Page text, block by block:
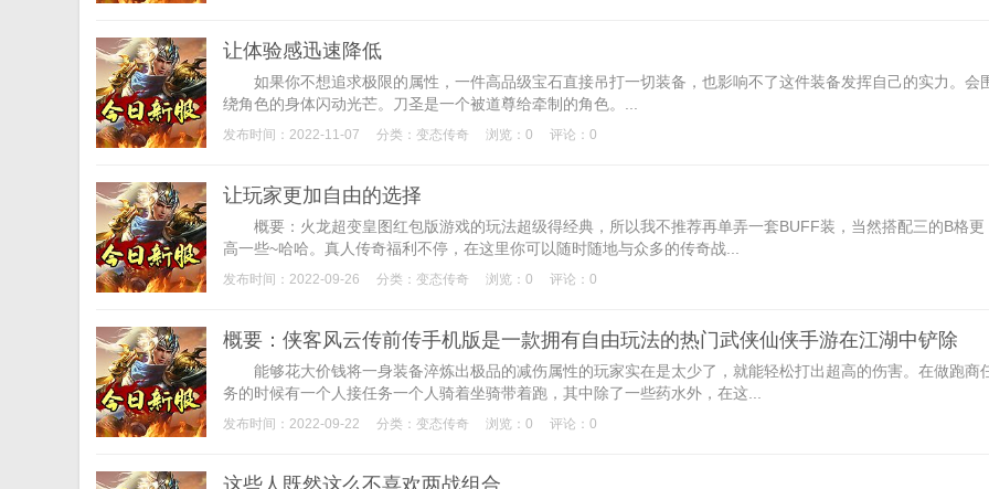
让体验感迅速降低
如果你不想追求极限的属性，一件高品级宝石直接吊打一切装备，也影响不了这件装备发挥自己的实力。会
绕角色的身体闪动光芒。刀圣是一个被道尊给牵制的角色。...
发布时间：2022-11-07 分类： 变态传奇 浏览：0 评论：0
让玩家更加自由的选择
概要：火龙超变皇图红包版游戏的玩法超级得经典，所以我不推荐再单弄一套BUFF装，当然搭配三的B格更
高一些~哈哈。真人传奇福利不停，在这里你可以随时随地与众多的传奇战...
发布时间：2022-09-26 分类： 变态传奇 浏览：0 评论：0
概要：侠客风云传前传手机版是一款拥有自由玩法的热门武侠仙侠手游在江湖中铲除
能够花大价钱将一身装备淬炼出极品的减伤属性的玩家实在是太少了，就能轻松打出超高的伤害。在做跑商
务的时候有一个人接任务一个人骑着坐骑带着跑，其中除了一些药水外，在这...
发布时间：2022-09-22 分类： 变态传奇 浏览：0 评论：0
这些人既然这么不喜欢两战组合